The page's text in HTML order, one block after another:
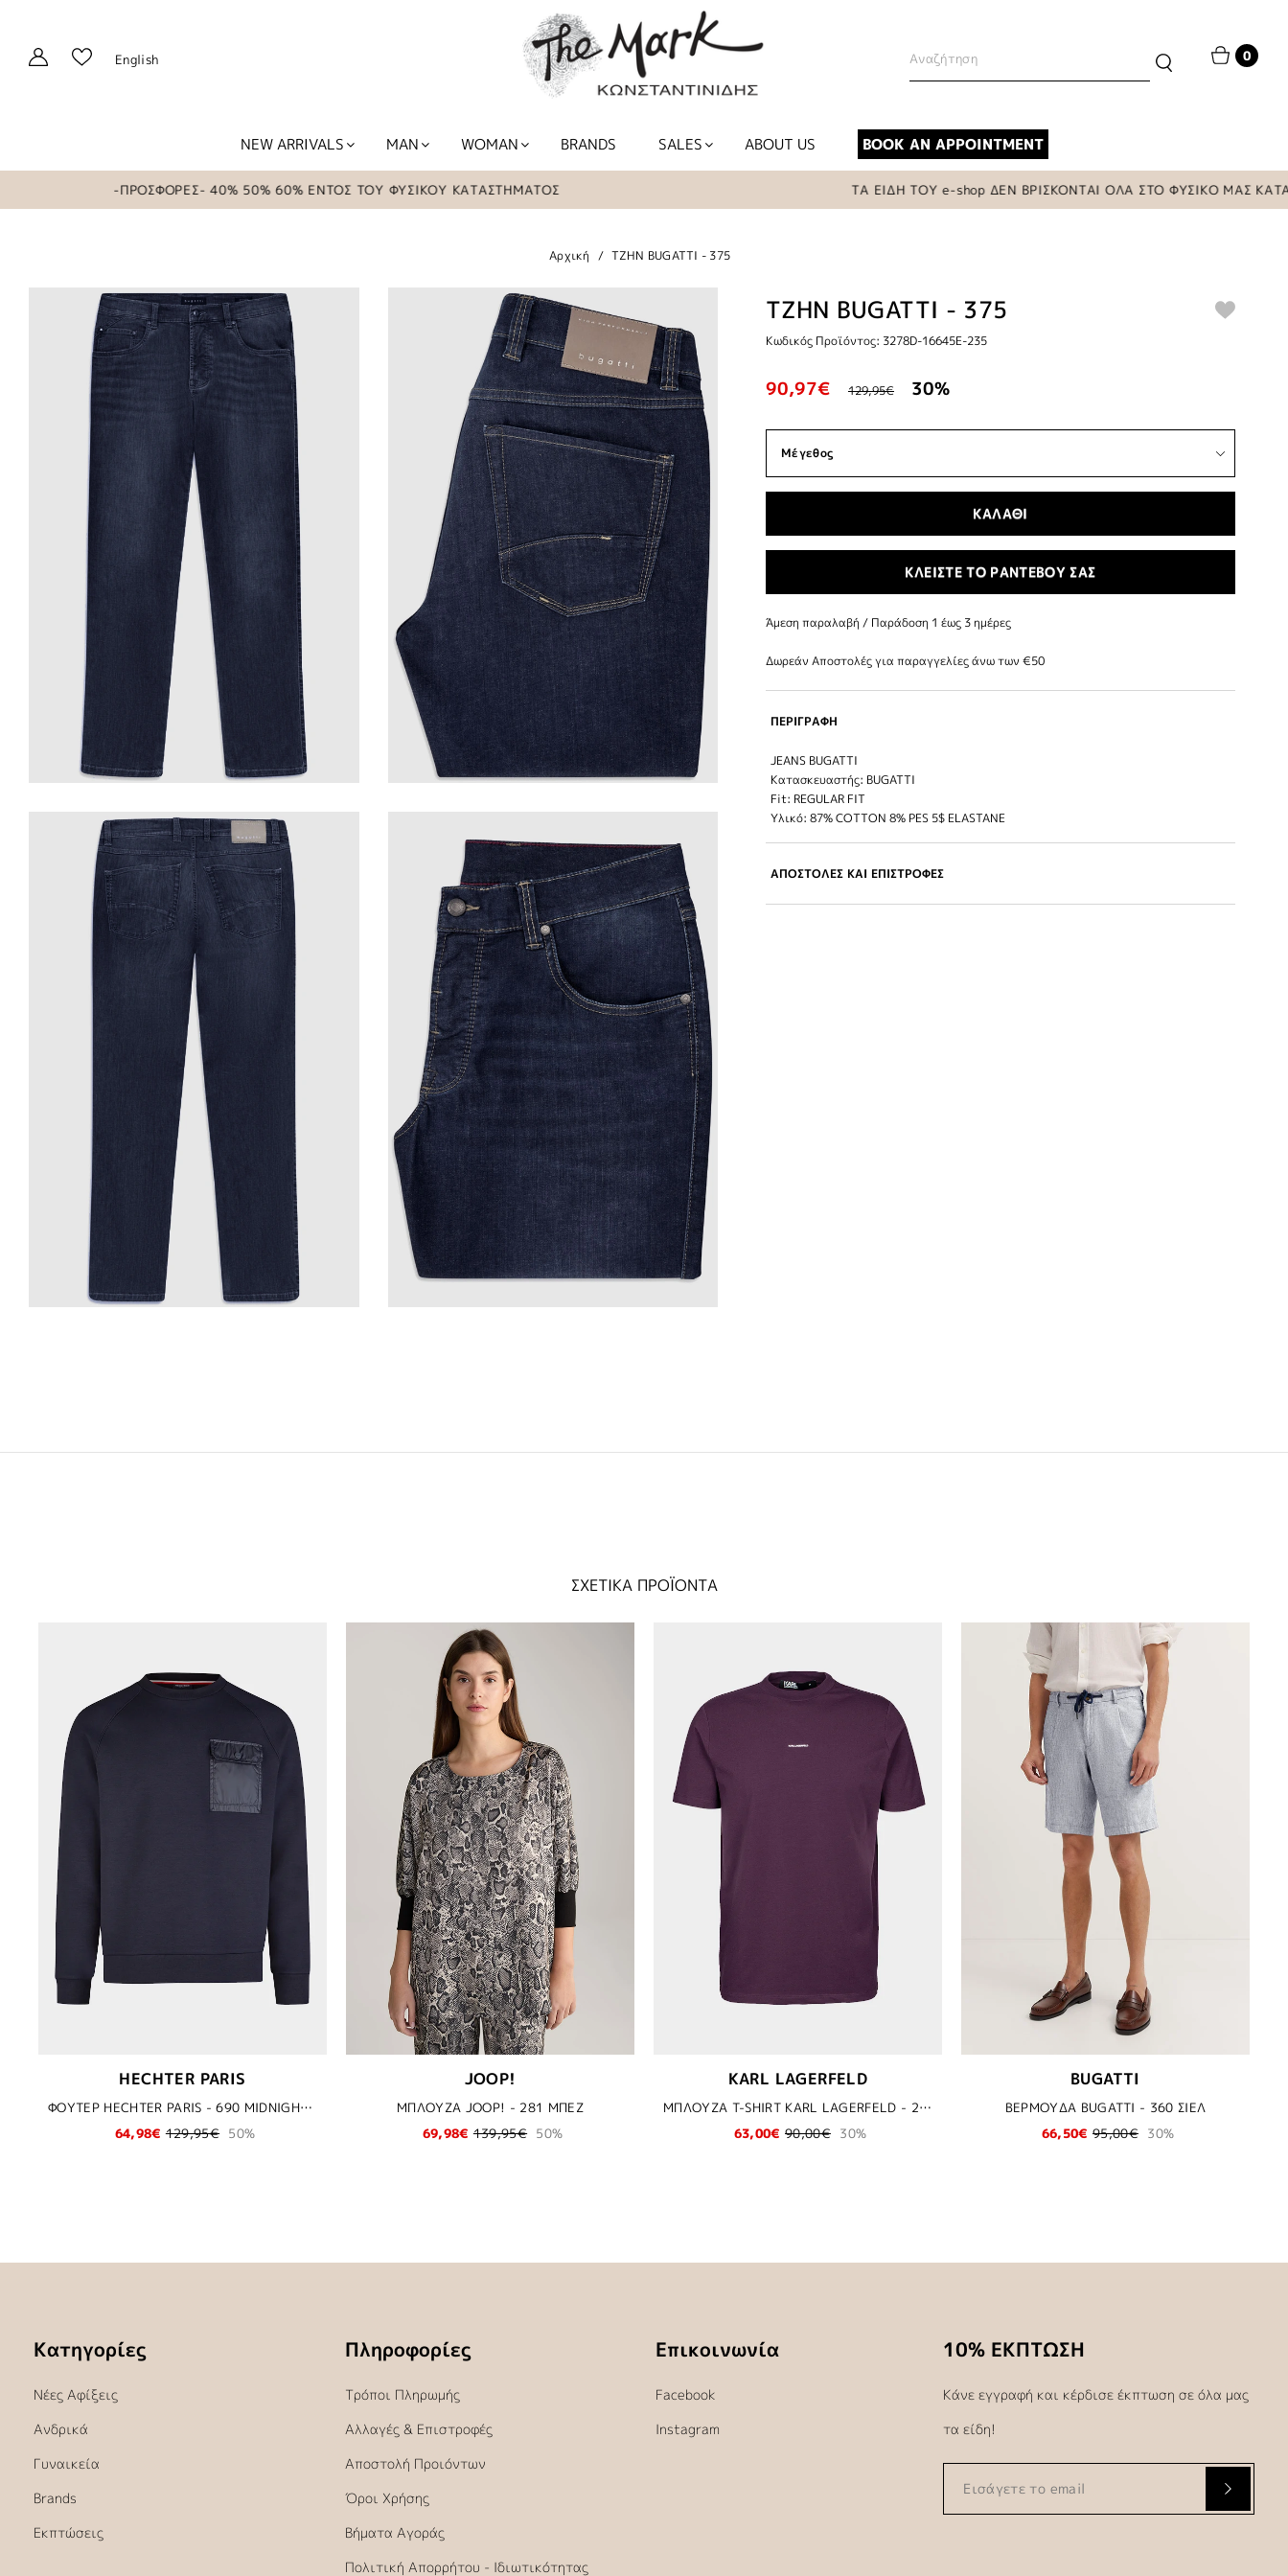
English 0
NEW ARRIVALS MAN WOMAN BRANDS SALES ABOUT US BOOK AN APPOINTMENT
-ΠΡΟΣΦΟΡΕΣ- 40% 50% 60% ΕΝΤΟΣ ΤΟΥ ΦΥΣΙΚΟΥ ΚΑΤΑΣΤΗΜΑΤΟΣ ΤΑ ΕΙΔΗ ΤΟΥ e-shop ΔΕΝ ΒΡΙΣΚΟΝΤΑΙ ΟΛΑ ΣΤΟ ΦΥΣΙΚΟ ΜΑΣ
Αρχική ΤΖΗΝ BUGATTI - 375
ΤΖΗΝ BUGATTI - 375
Κωδικός Προϊόντος: 3278D-16645E-235
90,97€ 129,95€ 30%
ΚΑΛΑΘΙ
ΚΛΕΙΣΤΕ ΤΟ ΡΑΝΤΕΒΟΥ ΣΑΣ
Άμεση παραλαβή / Παράδoση 1 έως 3 ημέρες
Δωρεάν Αποστολές για παραγγελίες άνω των €50
ΠΕΡΙΓΡΑΦΗ
JEANS BUGATTI
Κατασκευαστής: BUGATTI
Fit: REGULAR FIT
Υλικό: 87% COTTON 8% PES 5$ ELASTANE
ΑΠΟΣΤΟΛΕΣ ΚΑΙ ΕΠΙΣΤΡΟΦΕΣ
ΣΧΕΤΙΚΑ ΠΡΟΪΟΝΤΑ
HECHTER PARIS
ΦΟΥΤΕΡ HECHTER PARIS - 690 MIDNIGHT BLUE
64,98€ 129,95€ 50%
JOOP!
ΜΠΛΟΥΖΑ JOOP! - 281 ΜΠΕΖ
69,98€ 139,95€ 50%
KARL LAGERFELD
ΜΠΛΟΥΖΑ T-SHIRT KARL LAGERFELD - 280 ΜΩΒ
63,00€ 90,00€ 30%
BUGATTI
ΒΕΡΜΟΥΔΑ BUGATTI - 360 ΣΙΕΛ
66,50€ 95,00€ 30%
Κατηγορίες
Νέες Αφίξεις
Ανδρικά
Γυναικεία
Brands
Εκπτώσεις
Πληροφορίες
Τρόποι Πληρωμής
Αλλαγές & Επιστροφές
Αποστολή Προιόντων
Όροι Χρήσης
Βήματα Αγοράς
Πολιτική Απορρήτου - Ιδιωτικότητας
Επικοινωνία
Facebook
Instagram
10% ΕΚΠΤΩΣΗ
Κάνε εγγραφή και κέρδισε έκπτωση σε όλα μας
τα είδη!